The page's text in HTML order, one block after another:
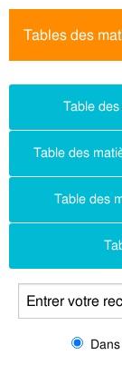
Tables des
Table
Table des
Table des